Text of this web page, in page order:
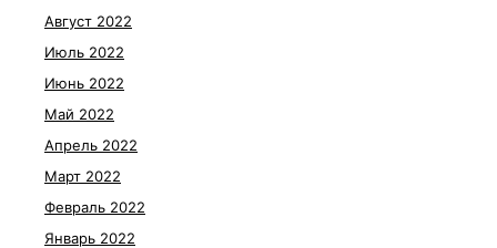
Август 2022
Июль 2022
Июнь 2022
Май 2022
Апрель 2022
Март 2022
Февраль 2022
Январь 2022